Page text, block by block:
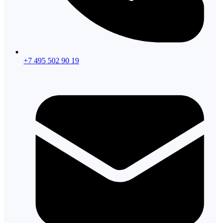
+7 495 502 90 19